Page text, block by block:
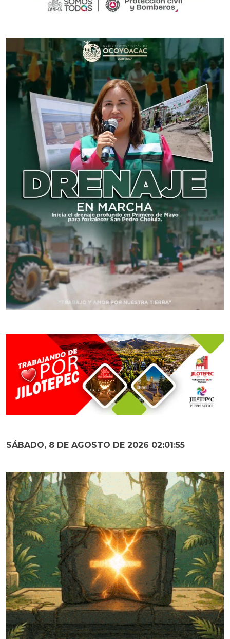
SÁBADO, 8 DE AGOSTO DE 2026 02:01:57